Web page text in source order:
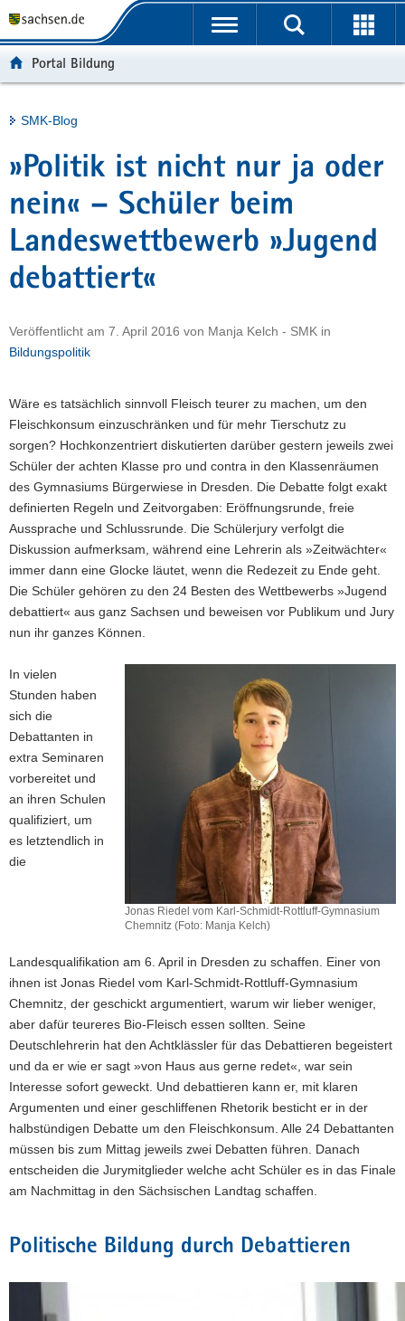
t
e
r
g
i
N
a
v
i
g
a
t
i
o
n
u
h
a
e
v
e
Portalübergreifende
Portal Bildung
Hauptinhalt
SMK-Blog
»Politik ist nicht nur ja oder
nein« – Schüler beim
Landeswettbewerb »Jugend
debattiert«
Veröffentlicht am 7. April 2016 von Manja Kelch - SMK in
Bildungspolitik
Wäre es tatsächlich sinnvoll Fleisch teurer zu machen, um den
Fleischkonsum einzuschränken und für mehr Tierschutz zu
sorgen? Hochkonzentriert diskutierten darüber gestern jeweils zwei
Schüler der achten Klasse pro und contra in den Klassenräumen
des Gymnasiums Bürgerwiese in Dresden. Die Debatte folgt exakt
definierten Regeln und Zeitvorgaben: Eröffnungsrunde, freie
Aussprache und Schlussrunde. Die Schülerjury verfolgt die
Diskussion aufmerksam, während eine Lehrerin als »Zeitwächter«
immer dann eine Glocke läutet, wenn die Redezeit zu Ende geht.
Die Schüler gehören zu den 24 Besten des Wettbewerbs »Jugend
debattiert« aus ganz Sachsen und beweisen vor Publikum und Jury
nun ihr ganzes Können.
Jonas Riedel vom Karl-Schmidt-Rottluff-Gymnasium
Chemnitz (Foto: Manja Kelch)
In vielen
Stunden haben
sich die
Debattanten in
extra Seminaren
vorbereitet und
an ihren Schulen
qualifiziert, um
es letztendlich in
die
Landesqualifikation am 6. April in Dresden zu schaffen. Einer von
ihnen ist Jonas Riedel vom Karl-Schmidt-Rottluff-Gymnasium
Chemnitz, der geschickt argumentiert, warum wir lieber weniger,
aber dafür teureres Bio-Fleisch essen sollten. Seine
Deutschlehrerin hat den Achtklässler für das Debattieren begeistert
und da er wie er sagt »von Haus aus gerne redet«, war sein
Interesse sofort geweckt. Und debattieren kann er, mit klaren
Argumenten und einer geschliffenen Rhetorik besticht er in der
halbstündigen Debatte um den Fleischkonsum. Alle 24 Debattanten
müssen bis zum Mittag jeweils zwei Debatten führen. Danach
entscheiden die Jurymitglieder welche acht Schüler es in das Finale
am Nachmittag in den Sächsischen Landtag schaffen.
Politische Bildung durch Debattieren